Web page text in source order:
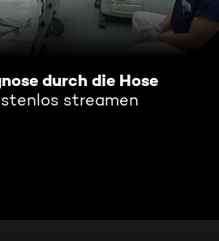
durch die Hose
streamen